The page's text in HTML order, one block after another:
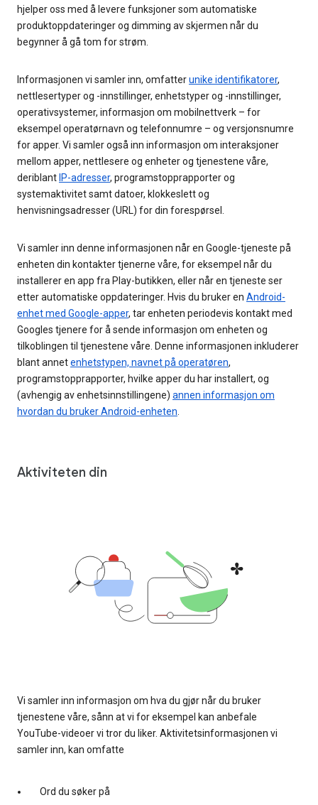
hjelper oss med å levere funksjoner som automatiske
produktoppdateringer og dimming av skjermen når du
begynner å gå tom for strøm.
Informasjonen vi samler inn, omfatterunike identifikatorer,
nettlesertyper og -innstillinger, enhetstyper og -innstillinger,
operativsystemer, informasjon om mobilnettverk – for
eksempel operatørnavn og telefonnumre – og versjonsnumre
for apper. Vi samler også inn informasjon om interaksjoner
mellom apper, nettlesere og enheter og tjenestene våre,
deriblant IP-adresser, programstopprapporter og
systemaktivitet samt datoer, klokkeslett og
henvisningsadresser (URL) for din forespørsel.
Vi samler inn denne informasjonen når en Google-tjeneste på
enheten din kontakter tjenerne våre, for eksempel når du
installerer en app fra Play-butikken, eller når en tjeneste ser
etter automatiske oppdateringer. Hvis du bruker en Android-
enhet med Google-apper, tar enheten periodevis kontakt med
Googles tjenere for å sende informasjon om enheten og
tilkoblingen til tjenestene våre. Denne informasjonen inkluderer
blant annetenhetstypen, navnet på operatøren,
programstopprapporter, hvilke apper du har installert, og
(avhengig av enhetsinnstillingene) annen informasjon om
hvordan du bruker Android-enheten.
Aktiviteten din
Vi samler inn informasjon om hva du gjør når du bruker
tjenestene våre, sånn at vi for eksempel kan anbefale
YouTube-videoer vi tror du liker. Aktivitetsinformasjonen vi
samler inn, kan omfatte
Ord du søker på